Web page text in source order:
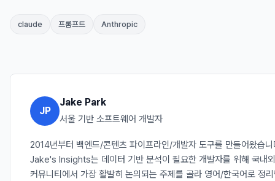
claude 프롬프트 Anthropic
JP
Jake Park
서울 기반 소프트웨어 개발자
2014년부터 백엔드/콘텐츠 파이프라인/개발자 도구를 만들어왔습
Jake's Insights는 데이터 기반 분석이 필요한 개발자를 위해 국내외
커뮤니티에서 가장 활발히 논의되는 주제를 골라 영어/한국어로 정